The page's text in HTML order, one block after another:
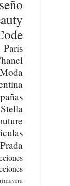
Paris
Stella
Prada